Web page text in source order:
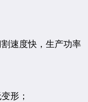
速度快，生产功率
形；